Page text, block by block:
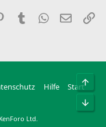
PinterestTumblr WhatsApp
E-Mail
Hilfe Start
Ltd.